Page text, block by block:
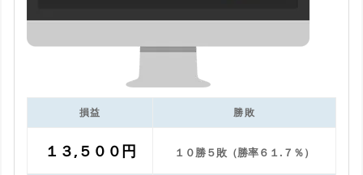
損益 勝敗
１３,５００円 １０勝５敗（勝率６１.７％）